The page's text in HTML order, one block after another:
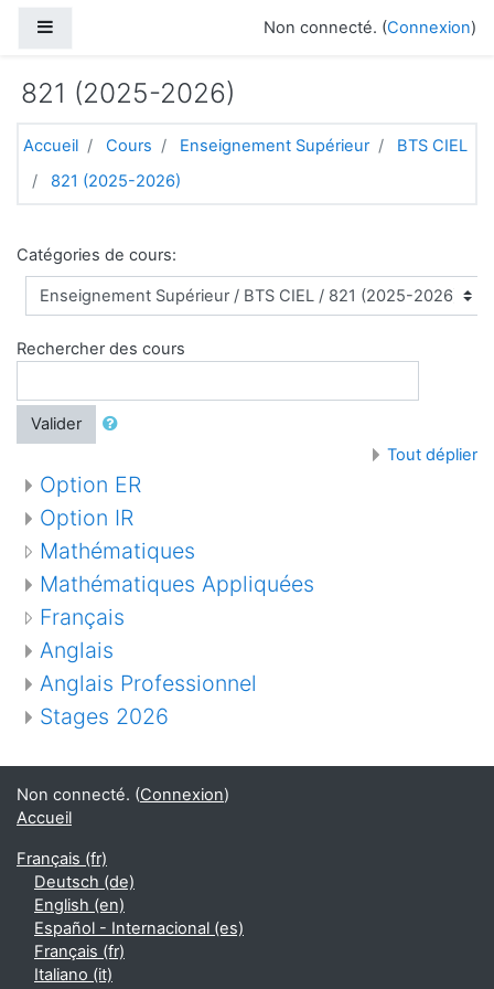
Non connecté. (Connexion)
821 (2025-2026)
Accueil Cours Enseignement Supérieur
BTS CIEL
821 (2025-2026)
Catégories de cours:
Rechercher des cours
Valider
Tout déplier
Option ER
Option IR
Mathématiques
Mathématiques Appliquées
Français
Anglais
Anglais Professionnel
Stages 2026
Non connecté. (Connexion)
Accueil
Français ‎(fr)‎
Deutsch ‎(de)‎
English ‎(en)‎
Español - Internacional ‎(es)‎
Français ‎(fr)‎
Italiano ‎(it)‎